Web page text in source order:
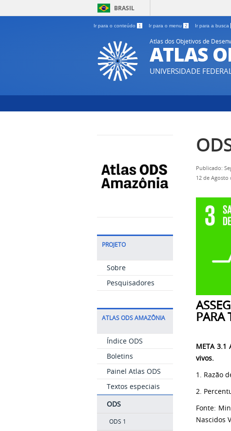
BRASIL
Ir para o conteúdo 1 Ir para o menu 2 Ir para a busca
Atlas dos Objetivos de
ATLAS
UNIVERSIDADE
PROJETO
Sobre
Pesquisadores
ATLAS ODS AMAZÔNIA
Índice ODS
Boletins
Painel Atlas ODS
Textos especiais
ODS
ODS 1
Publicado:
12 de Agosto
PARA
META
vivos.
1. Razão
2.
Fonte:
Nascidos